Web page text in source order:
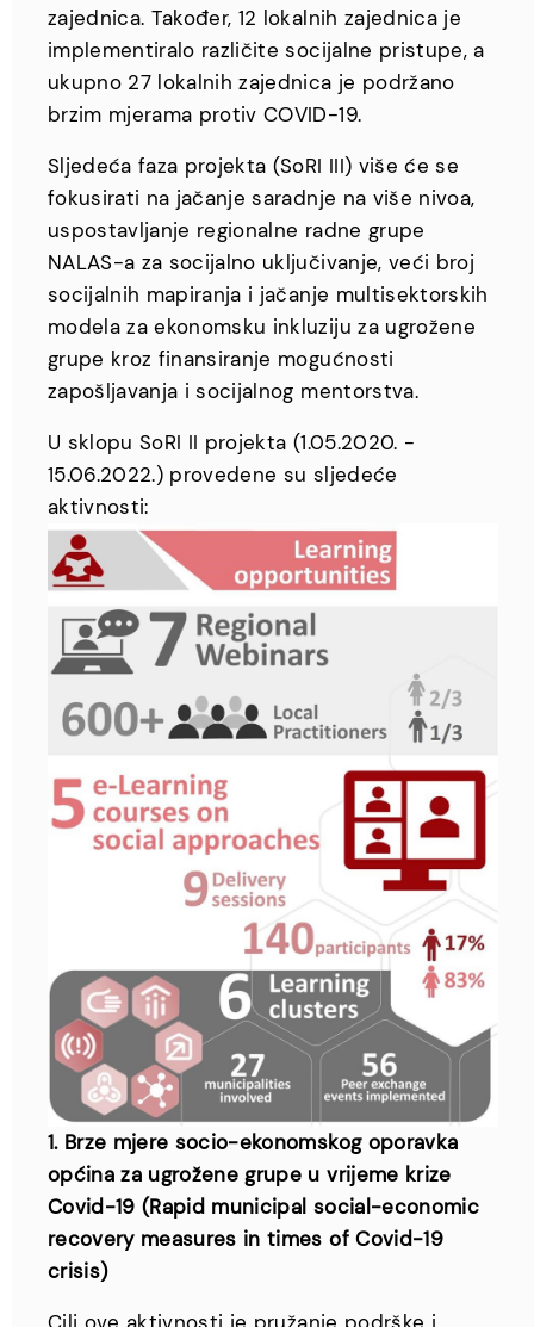
zajednica. Također, 12 lokalnih zajednica je
implementiralo različite socijalne pristupe, a
ukupno 27 lokalnih zajednica je podržano
brzim mjerama protiv COVID-19.
Sljedeća faza projekta (SoRI III) više će se
fokusirati na jačanje saradnje na više nivoa,
uspostavljanje regionalne radne grupe
NALAS-a za socijalno uključivanje, veći broj
socijalnih mapiranja i jačanje multisektorskih
modela za ekonomsku inkluziju za ugrožene
grupe kroz finansiranje mogućnosti
zapošljavanja i socijalnog mentorstva.
U sklopu SoRI II projekta (1.05.2020. -
15.06.2022.) provedene su sljedeće
aktivnosti:
1. Brze mjere socio-ekonomskog oporavka
općina za ugrožene grupe u vrijeme krize
Covid-19 (Rapid municipal social-economic
recovery measures in times of Covid-19
crisis)